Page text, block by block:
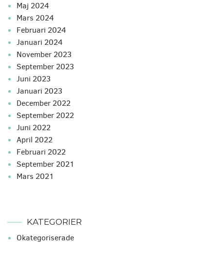
maj 2024
mars 2024
februari 2024
januari 2024
november 2023
september 2023
juni 2023
januari 2023
december 2022
september 2022
juni 2022
april 2022
februari 2022
september 2021
mars 2021
KATEGORIER
Okategoriserade